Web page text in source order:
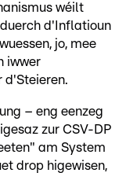
wéilt
d'Inflatioun
jo, mee
iwwer
d'Steieren.
– eng eenzeg
zur CSV-DP
am System
drop higewisen,